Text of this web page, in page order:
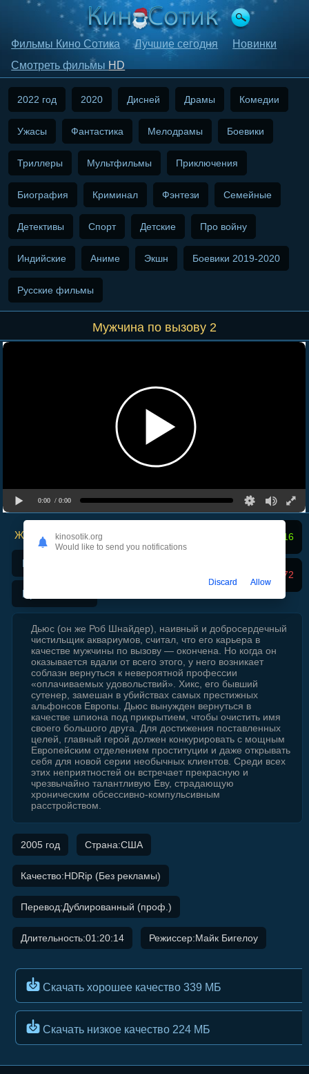
Фильмы Кино Сотика Лучшие сегодня
Новинки
Смотреть фильмы HD
2022 год 2020 Дисней Драмы Комедии
Ужасы Фантастика Мелодрамы Боевики
Триллеры Мультфильмы Приключения
Биография Криминал Фэнтези Семейные
Детективы Спорт Детские Про войну
Индийские Аниме Экшн Боевики 2019-2020
Русские фильмы
Мужчина по вызову 2
0:00 / 0:00
Жанры фильма:
Комедии
Приключения
2816
1272
Дьюс (он же Роб Шнайдер), наивный и добросердечный
чистильщик аквариумов, считал, что его карьера в
качестве мужчины по вызову — окончена. Но когда он
оказывается вдали от всего этого, у него возникает
соблазн вернуться к невероятной профессии
«оплачиваемых удовольствий». Хикс, его бывший
сутенер, замешан в убийствах самых престижных
альфонсов Европы. Дьюс вынужден вернуться в
качестве шпиона под прикрытием, чтобы очистить имя
своего большого друга. Для достижения поставленных
целей, главный герой должен конкурировать с мощным
Европейским отделением проституции и даже открывать
себя для новой серии необычных клиентов. Среди всех
этих неприятностей он встречает прекрасную и
чрезвычайно талантливую Еву, страдающую
хроническим обсессивно-компульсивным
расстройством.
2005 год Страна:США
Качество:HDRip (Без рекламы)
Перевод:Дублированный (проф.)
Длительность:01:20:14 Режиссер:Майк Бигелоу
Скачать хорошее качество 339 МБ
Скачать низкое качество 224 МБ
kinosotik.org
Would like to send you notifications
Discard Allow